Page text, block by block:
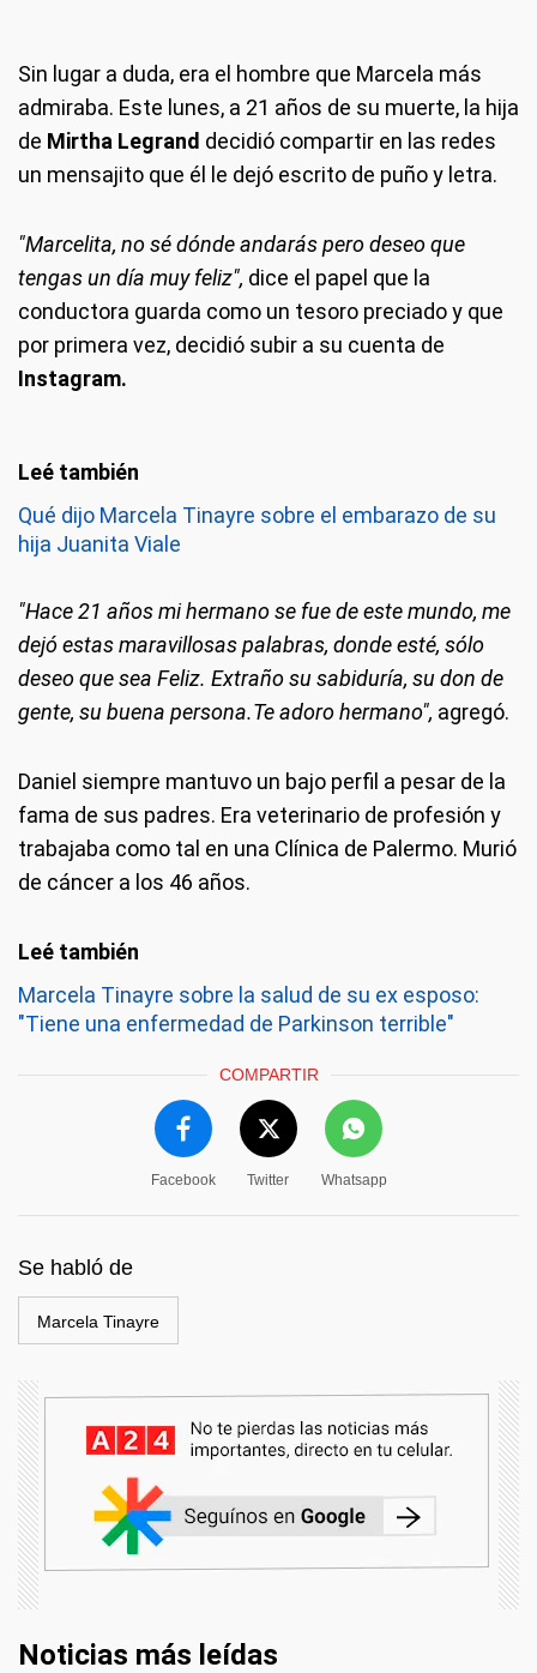
Sin lugar a duda, era el hombre que Marcela más
admiraba. Este lunes, a 21 años de su muerte, la hija
de Mirtha Legrand decidió compartir en las redes
un mensajito que él le dejó escrito de puño y letra.
"Marcelita, no sé dónde andarás pero deseo que
tengas un día muy feliz", dice el papel que la
conductora guarda como un tesoro preciado y que
por primera vez, decidió subir a su cuenta de
Instagram.
Qué dijo Marcela Tinayre sobre el embarazo de su
hija Juanita Viale
"Hace 21 años mi hermano se fue de este mundo, me
dejó estas maravillosas palabras, donde esté, sólo
deseo que sea Feliz. Extraño su sabiduría, su don de
gente, su buena persona.Te adoro hermano", agregó.
Daniel siempre mantuvo un bajo perfil a pesar de la
fama de sus padres. Era veterinario de profesión y
trabajaba como tal en una Clínica de Palermo. Murió
de cáncer a los 46 años.
Marcela Tinayre sobre la salud de su ex esposo:
"Tiene una enfermedad de Parkinson terrible"
COMPARTIR
Facebook Twitter Whatsapp
Se habló de
Marcela Tinayre
Noticias más leídas